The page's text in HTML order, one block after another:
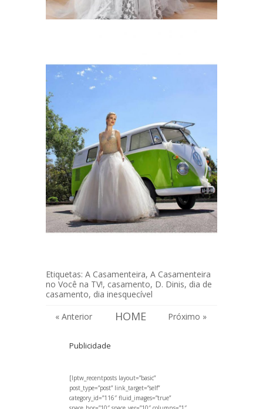
Etiquetas: A Casamenteira, A Casamenteira
no Você na TV!, casamento, D. Dinis, dia de
casamento, dia inesquecível
« Anterior
HOME Próximo »
Publicidade
[lptw_recentposts layout=”basic”
post_type=”post” link_target=”self”
category_id=”116″ fluid_images=”true”